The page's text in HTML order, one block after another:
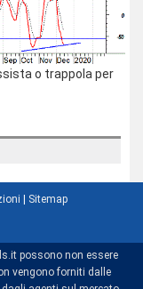
o trappola per
Sitemap
possono non essere
vengono forniti dalle